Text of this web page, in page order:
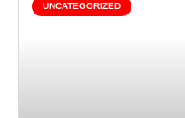
UNCATEGORIZED